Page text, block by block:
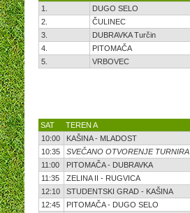
1.
DUGO SELO
2.
ČULINEC
3.
DUBRAVKA Turčin
4.
PITOMAČA
5.
VRBOVEC
SAT TEREN A
10:00
KAŠINA - MLADOST
10:35
SVEČANO OTVORENJE TURNIRA
11:00
PITOMAČA - DUBRAVKA
11:35
ZELINA II - RUGVICA
12:10
STUDENTSKI GRAD - KAŠINA
12:45
PITOMAČA - DUGO SELO